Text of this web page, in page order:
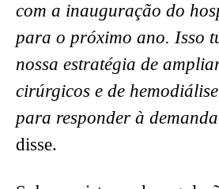
com a inauguração do
para o próximo ano. Isso
nossa estratégia de
cirúrgicos e de
para responder à
disse.